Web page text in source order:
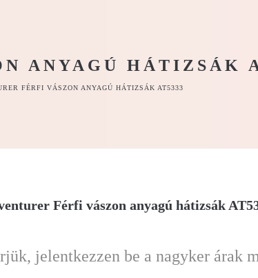
ANYAGÚ HÁTIZSÁK
FÉRFI VÁSZON ANYAGÚ HÁTIZSÁK AT5333
Férfi vászon anyagú hátizsák
jelentkezzen be a nagyker árak